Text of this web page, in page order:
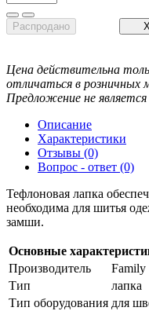
Распродано
Цена действительна
отличаться в розничных
Предложение не
Описание
Характеристики
Отзывы (0)
Вопрос - ответ (0)
Тефлоновая лапка
необходима для шитья
замши.
Основные
Производитель
Family
Тип
лапка
Тип оборудования для